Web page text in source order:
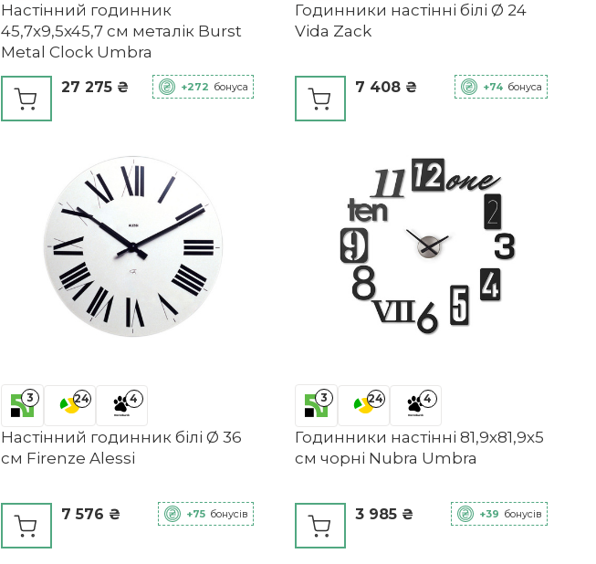
Настінний годинник
45,7x9,5x45,7 см металік Burst
Metal Clock Umbra
27 275 ₴ +272 бонуса
Годинники настінні білі Ø 24
Vida Zack
7 408 ₴ +74 бонуса
3 24 4
Настінний годинник білі Ø 36
см Firenze Alessi
7 576 ₴ +75 бонусів
3 24 4
Годинники настінні 81,9х81,9х5
см чорні Nubra Umbra
3 985 ₴ +39 бонусів